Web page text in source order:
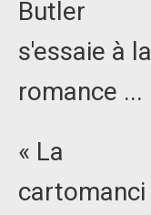
Butler
s'essaie à la
romance ...
« La
cartomanci